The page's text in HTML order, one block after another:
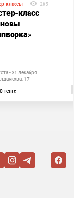
классы 285
класс
- 31 декабря
17
тенге